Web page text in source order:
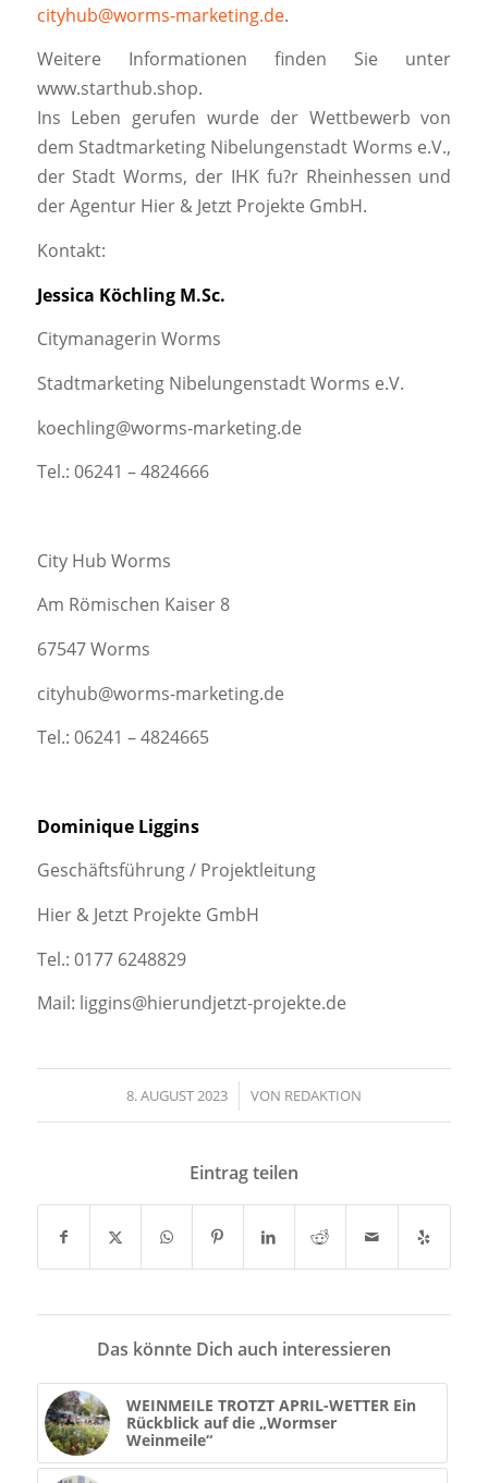
cityhub@worms-marketing.de.
Weitere Informationen finden Sie unter
www.starthub.shop.
Ins Leben gerufen wurde der Wettbewerb von
dem Stadtmarketing Nibelungenstadt Worms e.V.,
der Stadt Worms, der IHK fu?r Rheinhessen und
der Agentur Hier & Jetzt Projekte GmbH.
Kontakt:
Jessica Köchling M.Sc.
Citymanagerin Worms
Stadtmarketing Nibelungenstadt Worms e.V.
koechling@worms-marketing.de
Tel.: 06241 – 4824666
City Hub Worms
Am Römischen Kaiser 8
67547 Worms
cityhub@worms-marketing.de
Tel.: 06241 – 4824665
Dominique Liggins
Geschäftsführung / Projektleitung
Hier & Jetzt Projekte GmbH
Tel.: 0177 6248829
Mail: liggins@hierundjetzt-projekte.de
8. AUGUST 2023
/ VON REDAKTION
Eintrag teilen
Das könnte Dich auch interessieren
WEINMEILE TROTZT APRIL-WETTER Ein
Rückblick auf die „Wormser
Weinmeile“